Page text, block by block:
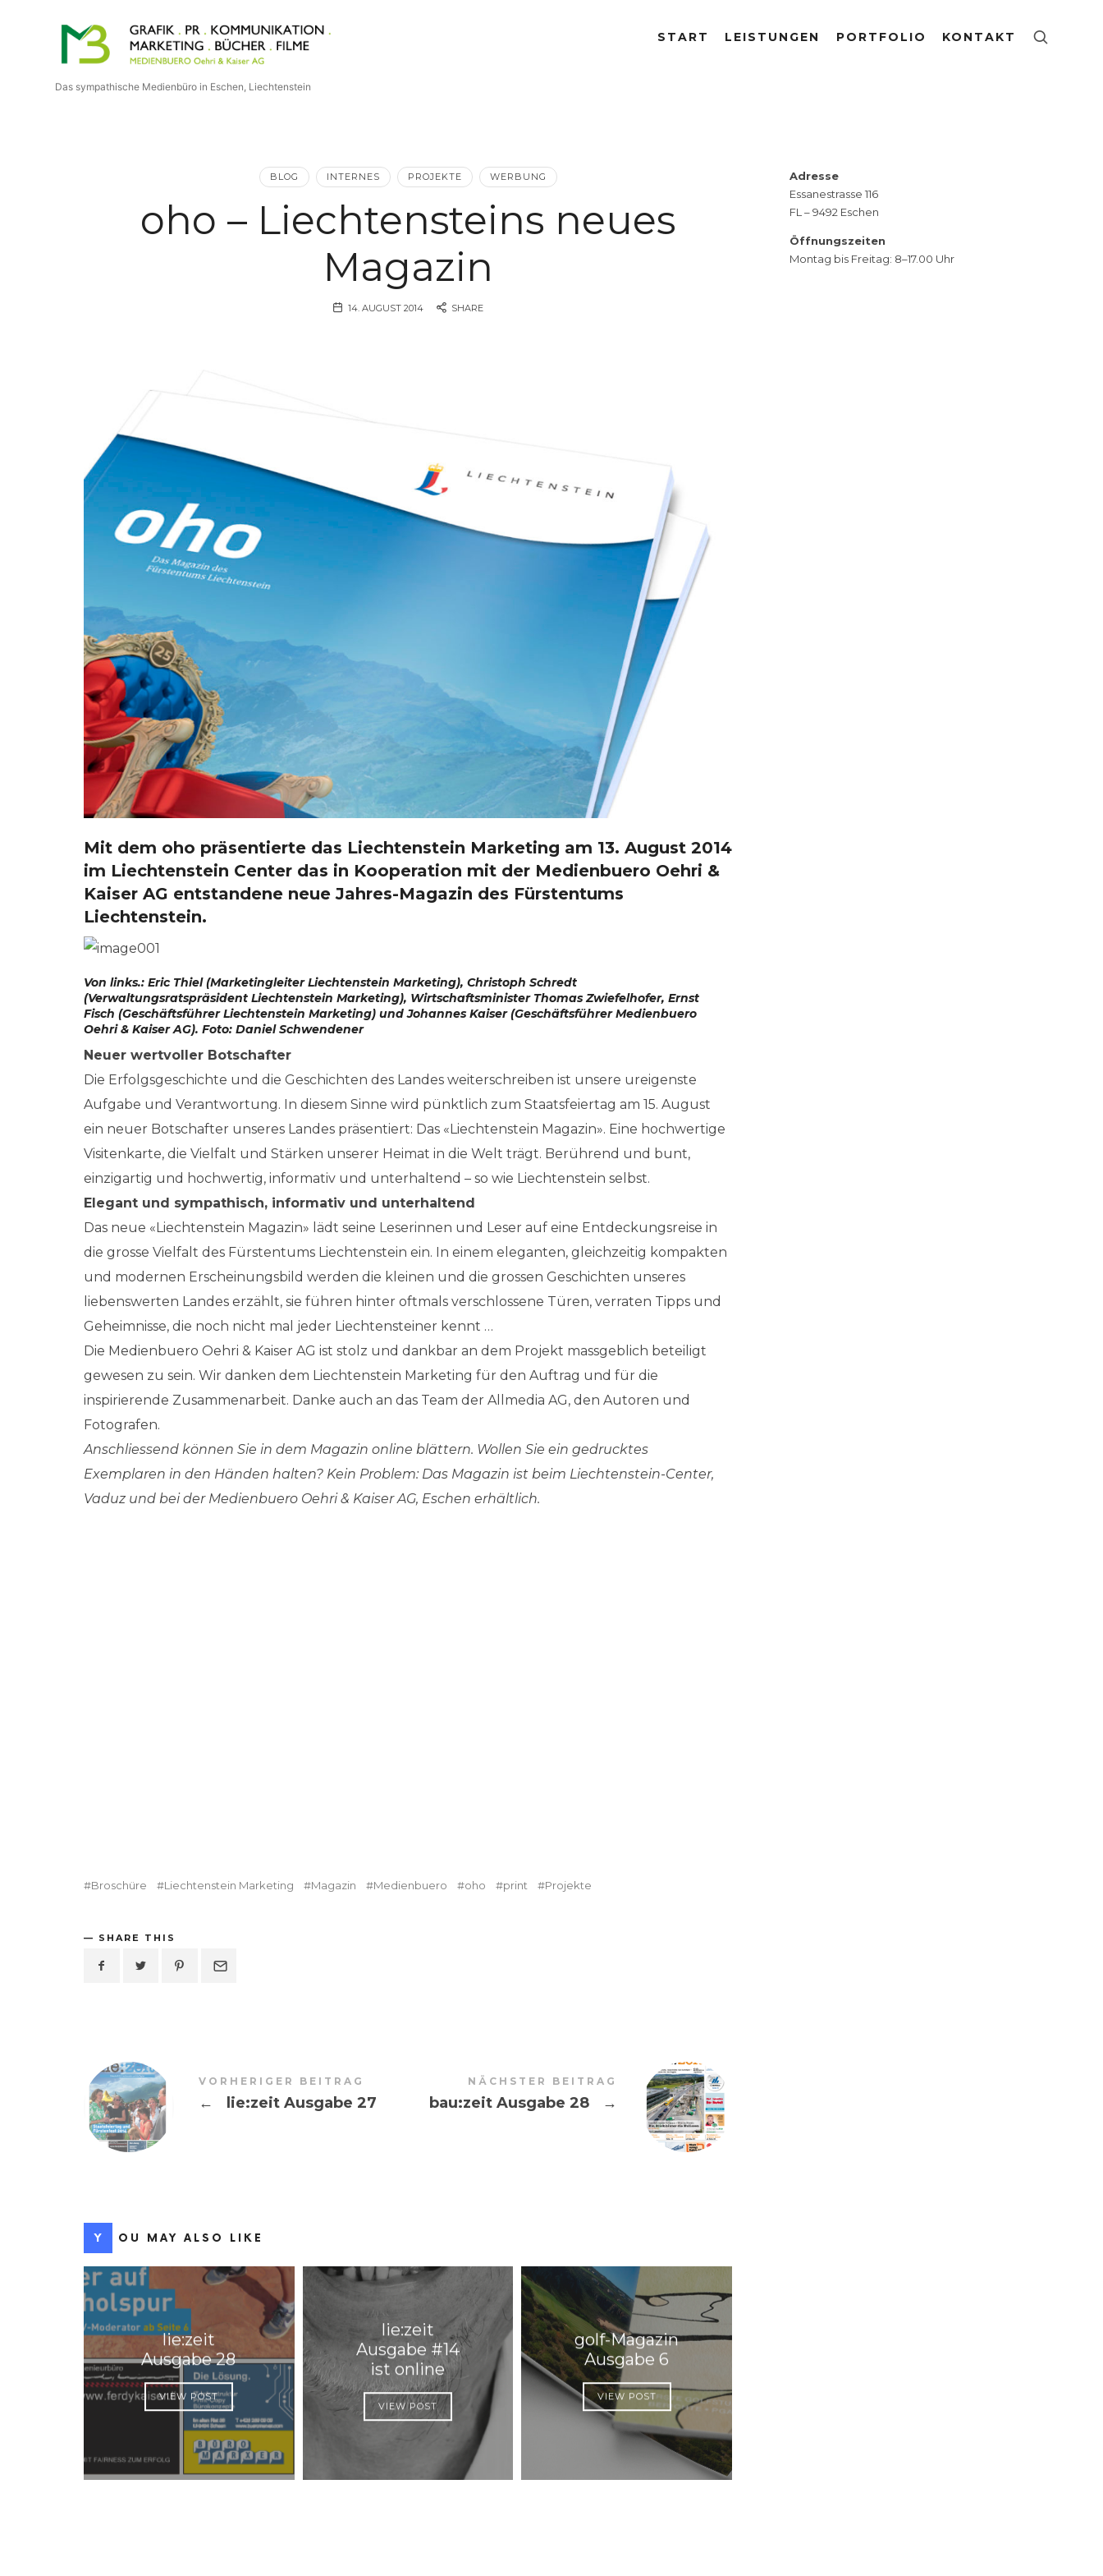
Medienbuero
Oehri
Das sympathische Medienbüro in Eschen, Liechtenstein
START LEISTUNGEN PORTFOLIO KONTAKT
BLOG INTERNES PROJEKTE WERBUNG
oho – Liechtensteins neues
Magazin
14. AUGUST 2014 SHARE
Mit dem oho präsentierte das Liechtenstein Marketing am 13. August 2014
im Liechtenstein Center das in Kooperation mit der Medienbuero Oehri &
Kaiser AG entstandene neue Jahres-Magazin des Fürstentums
Liechtenstein.
Von links.: Eric Thiel (Marketingleiter Liechtenstein Marketing), Christoph Schredt
(Verwaltungsratspräsident Liechtenstein Marketing), Wirtschaftsminister Thomas Zwiefelhofer, Ernst
Fisch (Geschäftsführer Liechtenstein Marketing) und Johannes Kaiser (Geschäftsführer Medienbuero
Oehri & Kaiser AG). Foto: Daniel Schwendener
Neuer wertvoller Botschafter
Die Erfolgsgeschichte und die Geschichten des Landes weiterschreiben ist unsere ureigenste
Aufgabe und Verantwortung. In diesem Sinne wird pünktlich zum Staatsfeiertag am 15. August
ein neuer Botschafter unseres Landes präsentiert: Das «Liechtenstein Magazin». Eine hochwertige
Visitenkarte, die Vielfalt und Stärken unserer Heimat in die Welt trägt. Berührend und bunt,
einzigartig und hochwertig, informativ und unterhaltend – so wie Liechtenstein selbst.
Elegant und sympathisch, informativ und unterhaltend
Das neue «Liechtenstein Magazin» lädt seine Leserinnen und Leser auf eine Entdeckungsreise in
die grosse Vielfalt des Fürstentums Liechtenstein ein. In einem eleganten, gleichzeitig kompakten
und modernen Erscheinungsbild werden die kleinen und die grossen Geschichten unseres
liebenswerten Landes erzählt, sie führen hinter oftmals verschlossene Türen, verraten Tipps und
Geheimnisse, die noch nicht mal jeder Liechtensteiner kennt …
Die Medienbuero Oehri & Kaiser AG ist stolz und dankbar an dem Projekt massgeblich beteiligt
gewesen zu sein. Wir danken dem Liechtenstein Marketing für den Auftrag und für die
inspirierende Zusammenarbeit. Danke auch an das Team der Allmedia AG, den Autoren und
Fotografen.
Anschliessend können Sie in dem Magazin online blättern. Wollen Sie ein gedrucktes
Exemplaren in den Händen halten? Kein Problem: Das Magazin ist beim Liechtenstein-Center,
Vaduz und bei der Medienbuero Oehri & Kaiser AG, Eschen erhältlich.
Broschüre Liechtenstein Marketing Magazin Medienbuero oho print Projekte
SHARE THIS
VORHERIGER BEITRAG
← lie:zeit Ausgabe 27
NÄCHSTER BEITRAG
bau:zeit Ausgabe 28 →
YOU MAY ALSO LIKE
lie:zeit
Ausgabe 28
VIEW POST
lie:zeit
Ausgabe #14
ist online
VIEW POST
golf-Magazin
Ausgabe 6
VIEW POST
Adresse
Essanestrasse 116
FL – 9492 Eschen
Öffnungszeiten
Montag bis Freitag: 8–17.00 Uhr